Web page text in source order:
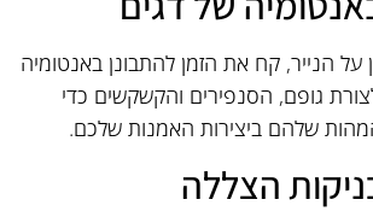
על הנייר, קח את הזמן להתבונן באנטומיה
גופם, הסנפירים והקשקשים כדי
שלהם ביצירות האמנות שלכם.
הצללה